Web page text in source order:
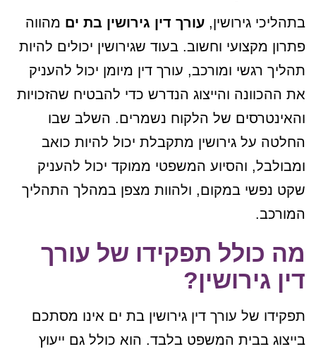
בתהליכי גירושין, עורך דין גירושין בת ים מהווה
פתרון מקצועי וחשוב. בעוד שגירושין יכולים להיות
תהליך רגשי ומורכב, עורך דין מיומן יכול להעניק
את ההכוונה והייצוג הנדרש כדי להבטיח שהזכויות
והאינטרסים של הלקוח נשמרים. השלב שבו
החלטה על גירושין מתקבלת יכול להיות כואב
ומבולבל, והסיוע המשפטי ממוקד יכול להעניק
שקט נפשי במקום, ולהוות מצפן במהלך התהליך
המורכב.
מה כולל תפקידו של עורך
דין גירושין?
תפקידו של עורך דין גירושין בת ים אינו מסתכם
בייצוג בבית המשפט בלבד. הוא כולל גם ייעוץ